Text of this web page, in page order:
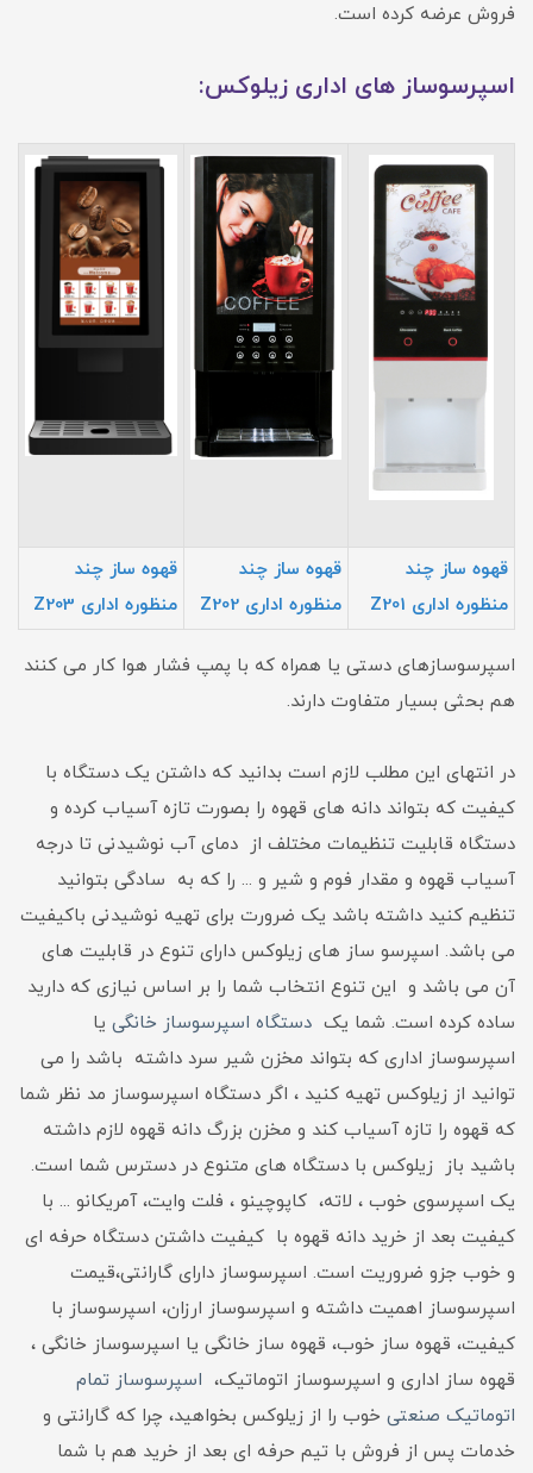
فروش عرضه کرده است.
اسپرسوساز های اداری زیلوکس:
قهوه ساز چند
منظوره اداری Z201
قهوه ساز چند
منظوره اداری Z202
قهوه ساز چند
منظوره اداری Z203
اسپرسوسازهای دستی یا همراه که با پمپ فشار هوا کار می کنند
هم بحثی بسیار متفاوت دارند.
در انتهای این مطلب لازم است بدانید که داشتن یک دستگاه با
کیفیت که بتواند دانه های قهوه را بصورت تازه آسیاب کرده و
دستگاه قابلیت تنظیمات مختلف از دمای آب نوشیدنی تا درجه
آسیاب قهوه و مقدار فوم و شیر و ... را که به سادگی بتوانید
تنظیم کنید داشته باشد یک ضرورت برای تهیه نوشیدنی باکیفیت
می باشد. اسپرسو ساز های زیلوکس دارای تنوع در قابلیت های
آن می باشد و این تنوع انتخاب شما را بر اساس نیازی که دارید
ساده کرده است. شما یک دستگاه اسپرسوساز خانگی یا
اسپرسوساز اداری که بتواند مخزن شیر سرد داشته باشد را می
توانید از زیلوکس تهیه کنید ، اگر دستگاه اسپرسوساز مد نظر شما
که قهوه را تازه آسیاب کند و مخزن بزرگ دانه قهوه لازم داشته
باشید باز زیلوکس با دستگاه های متنوع در دسترس شما است.
یک اسپرسوی خوب ، لاته، کاپوچینو ، فلت وایت، آمریکانو ... با
کیفیت بعد از خرید دانه قهوه با کیفیت داشتن دستگاه حرفه ای
و خوب جزو ضروریت است. اسپرسوساز دارای گارانتی،قیمت
اسپرسوساز اهمیت داشته و اسپرسوساز ارزان، اسپرسوساز با
کیفیت، قهوه ساز خوب، قهوه ساز خانگی یا اسپرسوساز خانگی ،
قهوه ساز اداری و اسپرسوساز اتوماتیک، اسپرسوساز تمام
اتوماتیک صنعتی خوب را از زیلوکس بخواهید، چرا که گارانتی و
خدمات پس از فروش با تیم حرفه ای بعد از خرید هم با شما